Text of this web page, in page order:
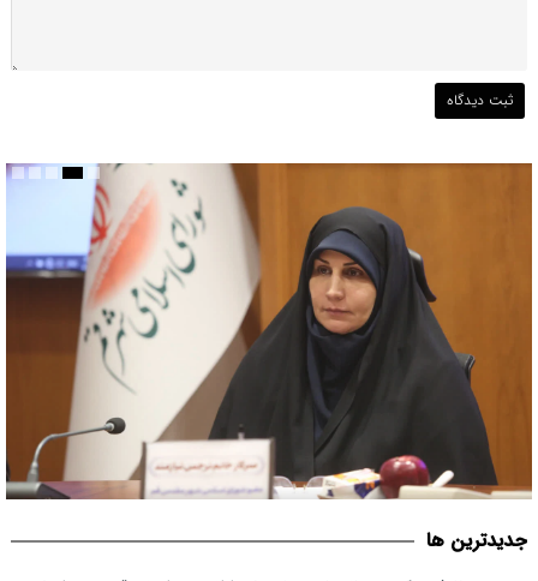
حجاب در کشور باشد
جديدترين ها